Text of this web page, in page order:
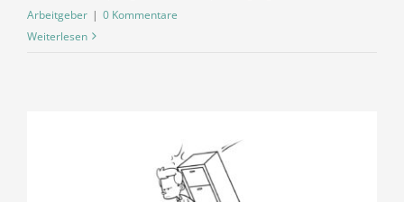
Arbeitgeber | 0 Kommentare
Weiterlesen